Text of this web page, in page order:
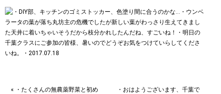
« ・たくさんの無農薬野菜と初め
・おはようございます、千葉で